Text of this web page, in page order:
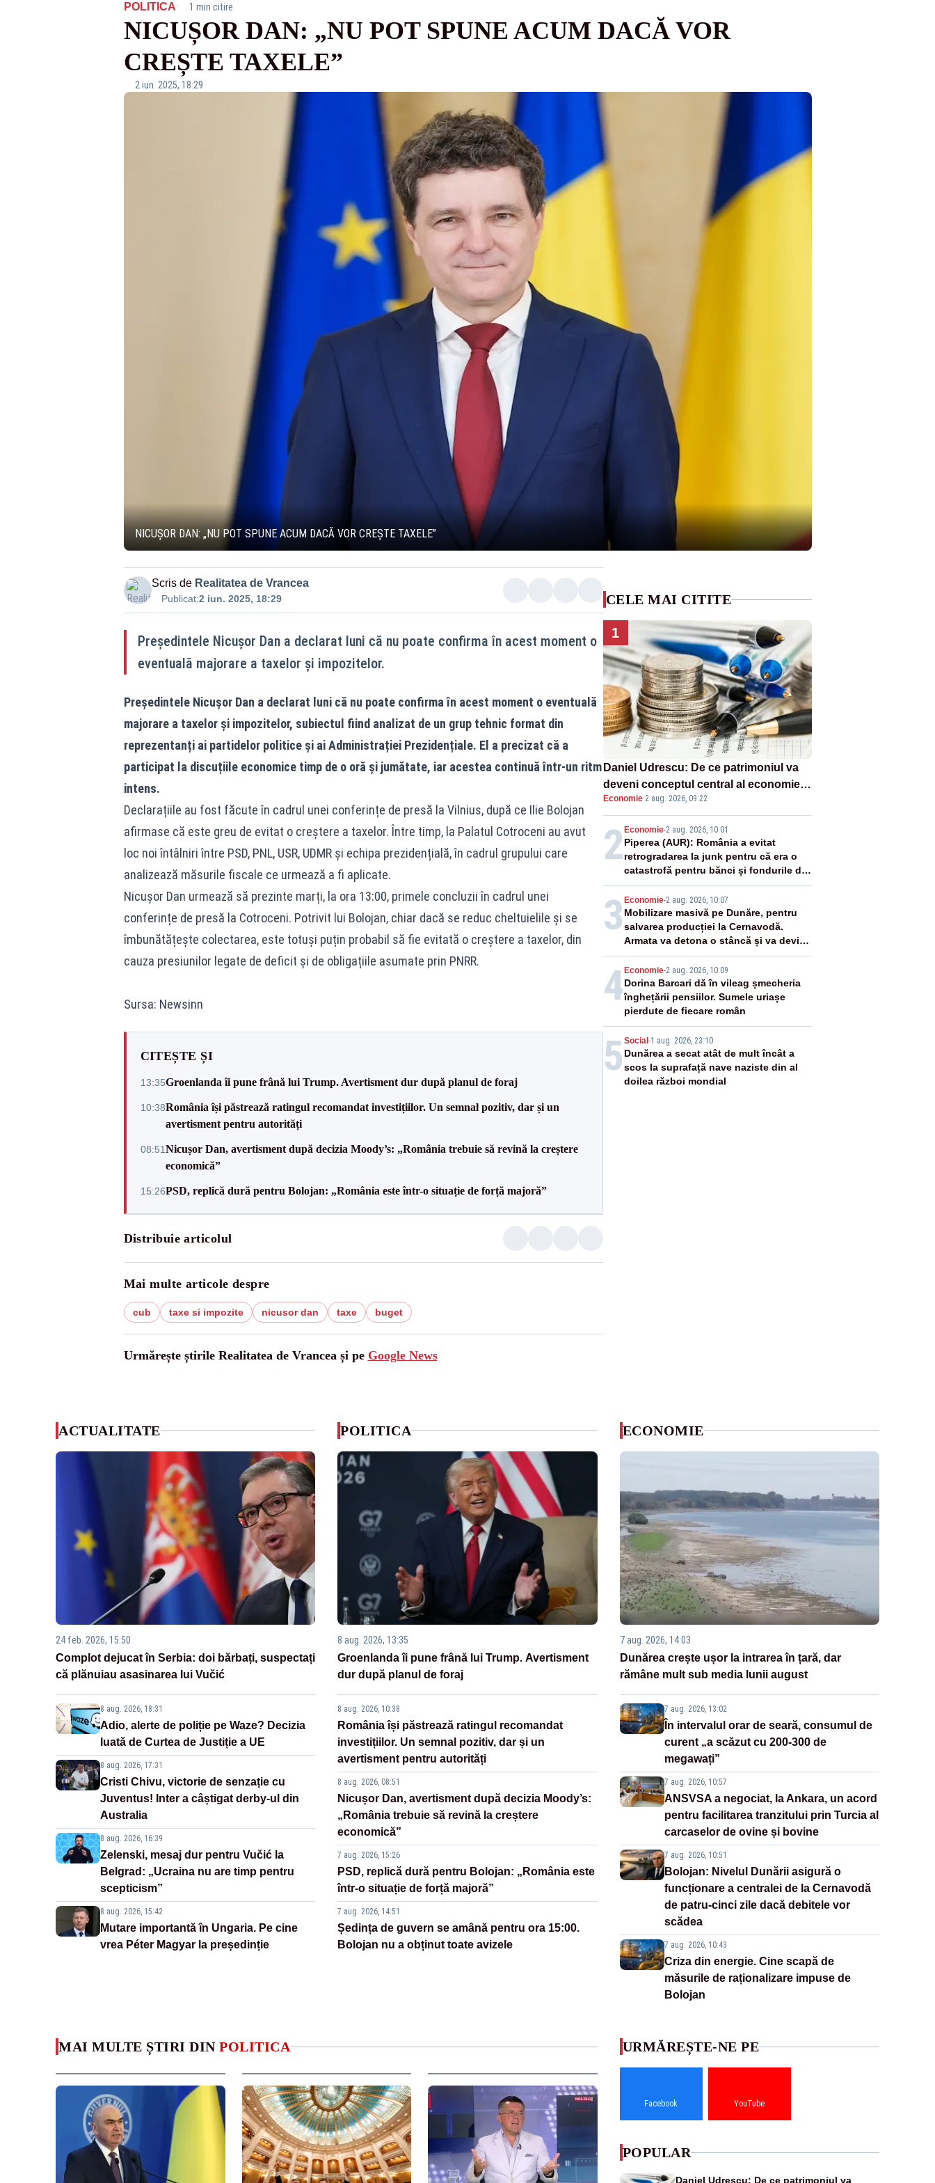
POLITICA· 1 min citire
NICUȘOR DAN: „NU POT SPUNE ACUM DACĂ VOR
CREȘTE TAXELE”
2 iun. 2025, 18:29
NICUȘOR DAN: „NU POT SPUNE ACUM DACĂ VOR CREȘTE TAXELE”
Scris de Realitatea de Vrancea
Publicat:2 iun. 2025, 18:29
Președintele Nicușor Dan a declarat luni că nu poate confirma în acest moment o
eventuală majorare a taxelor și impozitelor.
Președintele Nicușor Dan a declarat luni că nu poate confirma în acest moment o eventuală
majorare a taxelor și impozitelor, subiectul fiind analizat de un grup tehnic format din
reprezentanți ai partidelor politice și ai Administrației Prezidențiale. El a precizat că a
participat la discuțiile economice timp de o oră și jumătate, iar acestea continuă într-un ritm
intens.
Declarațiile au fost făcute în cadrul unei conferințe de presă la Vilnius, după ce Ilie Bolojan
afirmase că este greu de evitat o creștere a taxelor. Între timp, la Palatul Cotroceni au avut
loc noi întâlniri între PSD, PNL, USR, UDMR și echipa prezidențială, în cadrul grupului care
analizează măsurile fiscale ce urmează a fi aplicate.
Nicușor Dan urmează să prezinte marți, la ora 13:00, primele concluzii în cadrul unei
conferințe de presă la Cotroceni. Potrivit lui Bolojan, chiar dacă se reduc cheltuielile și se
îmbunătățește colectarea, este totuși puțin probabil să fie evitată o creștere a taxelor, din
cauza presiunilor legate de deficit și de obligațiile asumate prin PNRR.
Sursa: Newsinn
CITEȘTE ȘI
13:35Groenlanda îi pune frână lui Trump. Avertisment dur după planul de foraj
10:38România își păstrează ratingul recomandat investițiilor. Un semnal pozitiv, dar și un
avertisment pentru autorități
08:51Nicușor Dan, avertisment după decizia Moody’s: „România trebuie să revină la creștere
economică”
15:26PSD, replică dură pentru Bolojan: „România este într-o situație de forță majoră”
Distribuie articolul
Mai multe articole despre
cub taxe si impozite nicusor dan taxe buget
Urmărește știrile Realitatea de Vrancea și pe Google News
CELE MAI CITITE
1
Daniel Udrescu: De ce patrimoniul va
deveni conceptul central al economiei
viitoare?
Economie·2 aug. 2026, 09:22
2 Economie-2 aug. 2026, 10:01
Piperea (AUR): România a evitat
retrogradarea la junk pentru că era o
catastrofă pentru bănci și fondurile de
pensii
3 Economie-2 aug. 2026, 10:07
Mobilizare masivă pe Dunăre, pentru
salvarea producției la Cernavodă.
Armata va detona o stâncă și va devia
apa fluviului - IMAGINI AERIENE
4 Economie-2 aug. 2026, 10:09
Dorina Barcari dă în vileag șmecheria
înghețării pensiilor. Sumele uriașe
pierdute de fiecare român
5 Social -1 aug. 2026, 23:10
Dunărea a secat atât de mult încât a
scos la suprafață nave naziste din al
doilea război mondial
ACTUALITATE
24 feb. 2026, 15:50
Complot dejucat în Serbia: doi bărbați, suspectați
că plănuiau asasinarea lui Vučić
8 aug. 2026, 18:31
Adio, alerte de poliție pe Waze? Decizia
luată de Curtea de Justiție a UE
8 aug. 2026, 17:31
Cristi Chivu, victorie de senzație cu
Juventus! Inter a câștigat derby-ul din
Australia
8 aug. 2026, 16:39
Zelenski, mesaj dur pentru Vučić la
Belgrad: „Ucraina nu are timp pentru
scepticism”
8 aug. 2026, 15:42
Mutare importantă în Ungaria. Pe cine
vrea Péter Magyar la președinție
POLITICA
8 aug. 2026, 13:35
Groenlanda îi pune frână lui Trump. Avertisment
dur după planul de foraj
8 aug. 2026, 10:38
România își păstrează ratingul recomandat
investițiilor. Un semnal pozitiv, dar și un
avertisment pentru autorități
8 aug. 2026, 08:51
Nicușor Dan, avertisment după decizia Moody’s:
„România trebuie să revină la creștere
economică”
7 aug. 2026, 15:26
PSD, replică dură pentru Bolojan: „România este
într-o situație de forță majoră”
7 aug. 2026, 14:51
Ședința de guvern se amână pentru ora 15:00.
Bolojan nu a obținut toate avizele
ECONOMIE
7 aug. 2026, 14:03
Dunărea crește ușor la intrarea în țară, dar
rămâne mult sub media lunii august
7 aug. 2026, 13:02
În intervalul orar de seară, consumul de
curent „a scăzut cu 200-300 de
megawați”
7 aug. 2026, 10:57
ANSVSA a negociat, la Ankara, un acord
pentru facilitarea tranzitului prin Turcia al
carcaselor de ovine și bovine
7 aug. 2026, 10:51
Bolojan: Nivelul Dunării asigură o
funcționare a centralei de la Cernavodă
de patru-cinci zile dacă debitele vor
scădea
7 aug. 2026, 10:43
Criza din energie. Cine scapă de
măsurile de raționalizare impuse de
Bolojan
MAI MULTE ȘTIRI DIN POLITICA URMĂREȘTE-NE PE
Facebook YouTube
POPULAR
Daniel Udrescu: De ce patrimoniul va